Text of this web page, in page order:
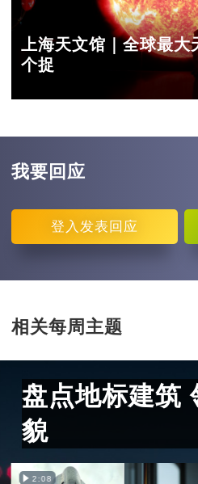
上海天文馆｜全球最大
个捉
我要回应
登入 发表回应
相关每周主题
盘点地标建筑
貌
2:08